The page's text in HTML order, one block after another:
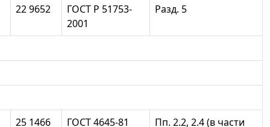
22 9652
ГОСТ Р 51753-
2001
Разд. 5
25 1466 ГОСТ 4645-81 Пп. 2.2, 2.4 (в части